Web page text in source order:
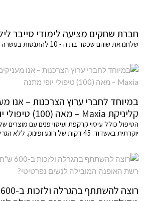
חברת שחקים מציעה לימודי סייבר
שלחנו את שוהם שכטר בת ה - 10 להתנסות בעשרה מיפגשים.
במיוחד לחברי ערוץ הצרכנות – אנו
קליניקת Maxia – מאה (100) טיפולי יופי מתנה
הטיפול כולל עיסוי קרקפת ועיסוי פנים עם מוצרים
יוקרתית באשדוד. 45 דקות של רוגע ופינוק. ללא הגרלה וללא תחרות